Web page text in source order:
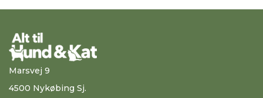
Marsvej 9
4500 Nykøbing Sj.